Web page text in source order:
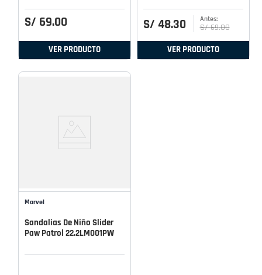
S/ 69.00
VER PRODUCTO
S/ 48.30 S/ 69.00
VER PRODUCTO
Marvel
Sandalias De Niño Slider
Paw Patrol 22.2LM001PW